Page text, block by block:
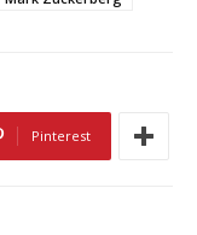
Pinterest